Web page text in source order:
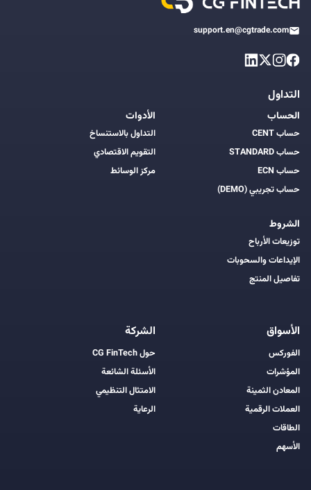
support.en@cgtrade.com
التداول
الحساب
حساب CENT
حساب STANDARD
حساب ECN
حساب تجريبي (DEMO)
الشروط
توزيعات الأرباح
الإيداعات والسحوبات
تفاصيل المنتج
الأدوات
التداول بالاستنساخ
التقويم الاقتصادي
مركز الوسائط
الأسواق
الفوركس
المؤشرات
المعادن الثمينة
العملات الرقمية
الطاقات
الأسهم
الشركة
حول CG FinTech
الأسئلة الشائعة
الامتثال التنظيمي
الرعاية